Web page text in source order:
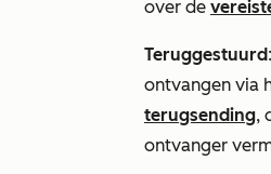
over de
Teruggestuurd
ontvangen via
terugsending,
ontvanger